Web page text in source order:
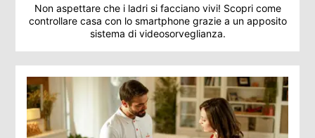
Non aspettare che i ladri si facciano vivi! Scopri come
controllare casa con lo smartphone grazie a un apposito
sistema di videosorveglianza.